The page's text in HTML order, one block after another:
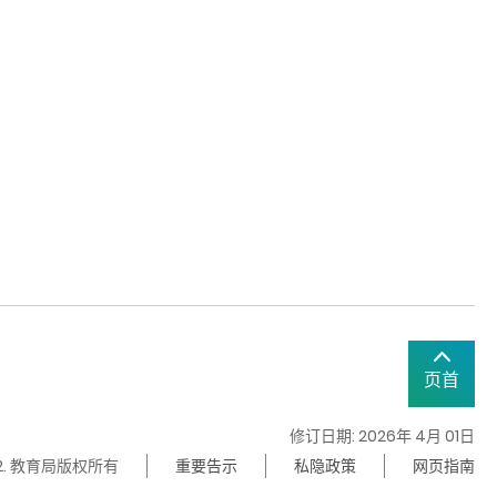
页首
修订日期: 2026年 4月 01日
教育局版权所有
重要告示 私隐政策 网页指南